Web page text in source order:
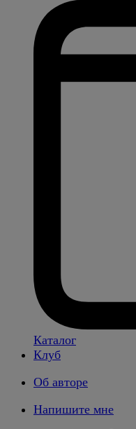
Каталог
Клуб
Об авторе
Напишите мне